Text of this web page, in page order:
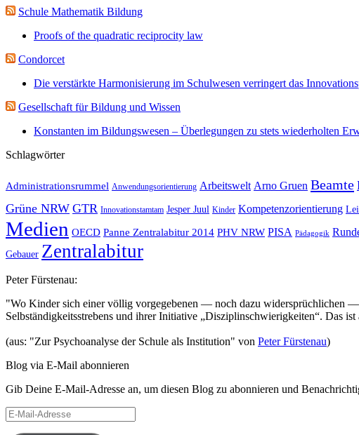
Schule Mathematik Bildung
Proofs of the quadratic reciprocity law
Condorcet
Die verstärkte Harmonisierung im Schulwesen verringert das
Gesellschaft für Bildung und Wissen
Konstanten im Bildungswesen – Überlegungen zu stets wiederholten
Schlagwörter
Administrationsrummel Anwendungsorientierung Arbeitswelt Arno Gruen Beamte
Grüne NRW GTR Innovationstamtam Jesper Juul Kinder Kompetenzorientierung
Medien OECD Panne Zentralabitur 2014 PHV NRW PISA Pädagogik
Gebauer Zentralabitur
Peter Fürstenau:
"Wo Kinder sich einer völlig vorgegebenen — noch dazu widersprüchlichen
Selbständigkeitsstrebens und ihrer Initiative „Disziplinschwierigkeiten“. Das
(aus: "Zur Psychoanalyse der Schule als Institution" von Peter Fürstenau)
Blog via E-Mail abonnieren
Gib Deine E-Mail-Adresse an, um diesen Blog zu abonnieren und
E-
Mail-